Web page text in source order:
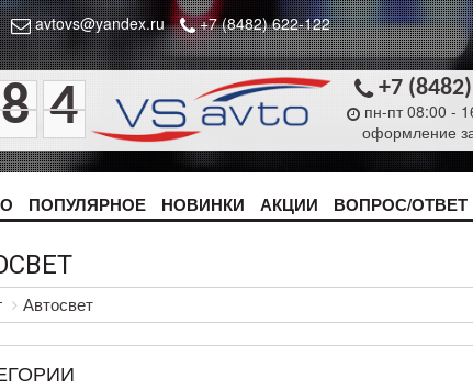
avtovs@yandex.ru +7 (8482) 622-122
8 4 +7
пн-пт 08:00 -
оформление
ПОПУЛЯРНОЕ НОВИНКИ АКЦИИ ВОПРОС/ОТВЕТ
Автосвет